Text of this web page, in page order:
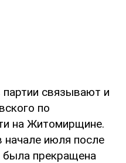
партии связывают и
по
на Житомирщине.
начале июля после
была прекращена